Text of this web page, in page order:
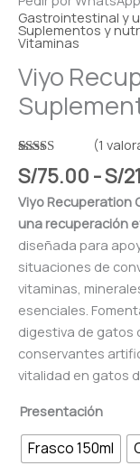
Gastrointestinal y
Suplementos y
Vitaminas
Viyo
Valorado
con5.00de
1
valoración
cliente
(1
S/75.00 -S/
Viyo Recuperation
una recuperación
diseñada para
situaciones de
vitaminas,
esenciales.
digestiva de gatos
conservantes
vitalidad en gatos
Presentación
Frasco 150ml
Nutricional
cantidad